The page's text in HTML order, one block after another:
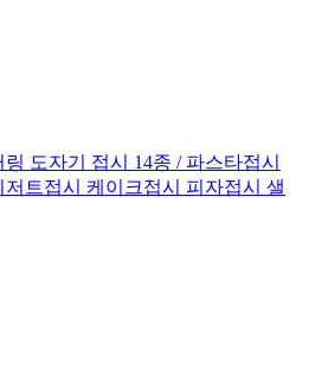
도자기 접시 14종 / 파스타접시
트접시 케이크접시 피자접시 샐